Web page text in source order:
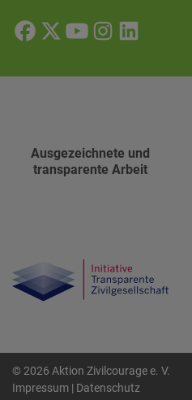
Ausgezeichnete und
transparente Arbeit
© 2026 Aktion Zivilcourage e. V.
Impressum | Datenschutz